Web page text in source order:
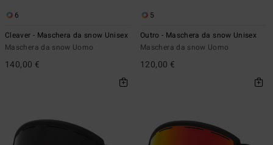
6
Cleaver - Maschera da snow Unisex
Maschera da snow Uomo
140,00 €
5
Outro - Maschera da snow Unisex
Maschera da snow Uomo
120,00 €